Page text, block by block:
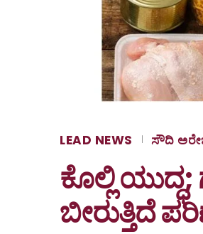
LEAD NEWS ಸೌದಿ
ಕೊಲ್ಲಿ ಯುದ್ಧ;
ಬೀರುತ್ತಿದೆ